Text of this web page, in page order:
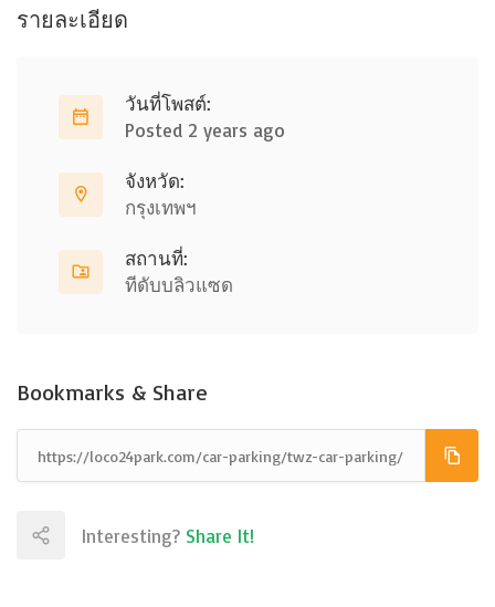
รายละเอียด
วันที่โพสต์:
Posted 2 years ago
จังหวัด:
กรุงเทพฯ
สถานที่:
ทีดับบลิวแซด
Bookmarks & Share
Interesting? Share It!